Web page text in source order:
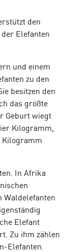
den
Elefanten
und einem
zu den
besitzen den
das größte
Geburt wiegt
Kilogramm,
Kilogramm
In Afrika
Waldelefanten
Elefant
Zu ihm zählen
Elefanten.